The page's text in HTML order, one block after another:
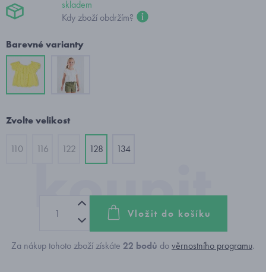
skladem
Kdy zboží obdržím?
Barevné varianty
Zvolte velikost
110 116 122 128 134
Vložit do košíku
Za nákup tohoto zboží získáte 22 bodů dověrnostního programu.